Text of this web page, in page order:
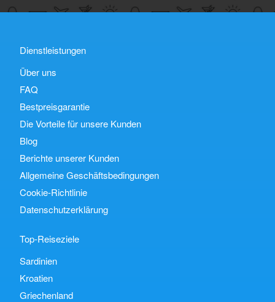
Dienstleistungen
Über uns
FAQ
Bestpreisgarantie
Die Vorteile für unsere Kunden
Blog
Berichte unserer Kunden
Allgemeine Geschäftsbedingungen
Cookie-Richtlinie
Datenschutzerklärung
Top-Reiseziele
Sardinien
Kroatien
Griechenland